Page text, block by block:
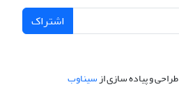
اشتراک
طراحی و پیاده سازی ازسیناوب